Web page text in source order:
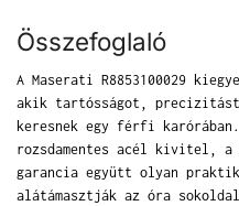
Összefoglaló
A Maserati R8853100029
akik tartósságot,
keresnek egy férfi
rozsdamentes acél kivitel,
garancia együtt olyan
alátámasztják az óra